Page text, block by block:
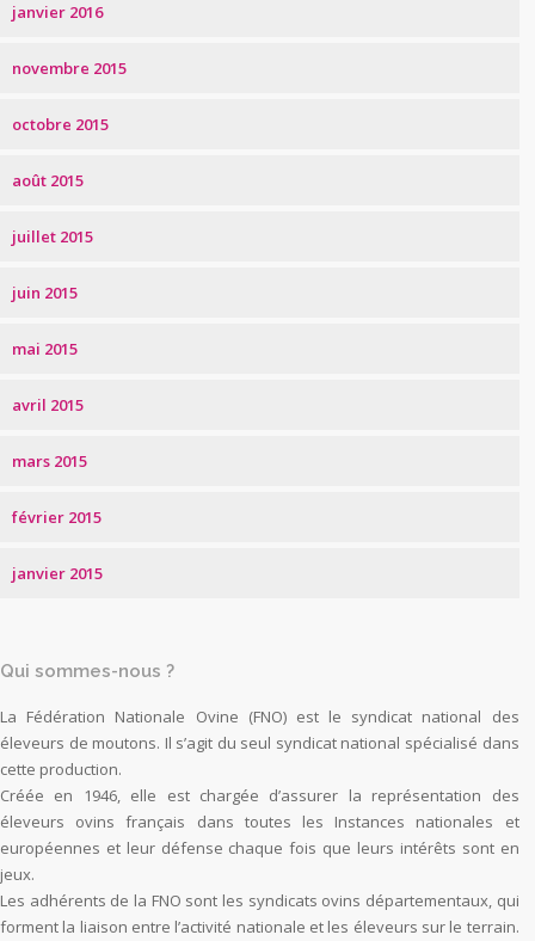
janvier 2016
novembre 2015
octobre 2015
août 2015
juillet 2015
juin 2015
mai 2015
avril 2015
mars 2015
février 2015
janvier 2015
Qui sommes-nous ?
La Fédération Nationale Ovine (FNO) est le syndicat national des
éleveurs de moutons. Il s’agit du seul syndicat national spécialisé dans
cette production.
Créée en 1946, elle est chargée d’assurer la représentation des
éleveurs ovins français dans toutes les Instances nationales et
européennes et leur défense chaque fois que leurs intérêts sont en
jeux.
Les adhérents de la FNO sont les syndicats ovins départementaux, qui
forment la liaison entre l’activité nationale et les éleveurs sur le terrain.